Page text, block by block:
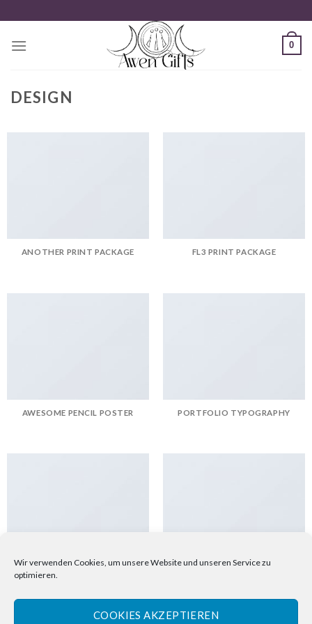
Wir verwenden Cookies, um unsere Website und unseren Service zu
optimieren.
COOKIES AKZEPTIEREN
Inhalt
springen
0
DESIGN
ANOTHER PRINT PACKAGE FL3 PRINT PACKAGE
AWESOME PENCIL POSTER PORTFOLIO TYPOGRAPHY
FLATSOME POSTER PRINT